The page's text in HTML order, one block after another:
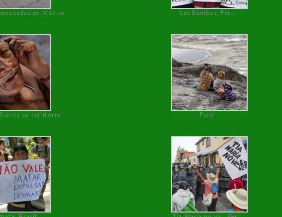
en México Las Bambas, Perú
su territorio Perú